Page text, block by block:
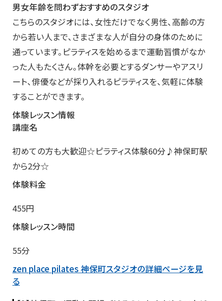
男女年齢を問わずおすすめのスタジオ
こちらのスタジオには、女性だけでなく男性、高齢の方
から若い人まで、さまざまな人が自分の身体のために
通っています。ピラティスを始めるまで運動習慣がなか
った人もたくさん。体幹を必要とするダンサーやアスリ
ート、俳優などが採り入れるピラティスを、気軽に体験
することができます。
体験レッスン情報
講座名
初めての方も大歓迎☆ピラティス体験60分♪神保町駅
から2分☆
体験料金
455円
体験レッスン時間
55分
zen place pilates 神保町スタジオの詳細ページを見
る